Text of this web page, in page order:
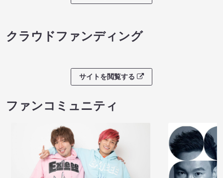
クラウドファンディング
サイトを閲覧する
ファンコミュニティ